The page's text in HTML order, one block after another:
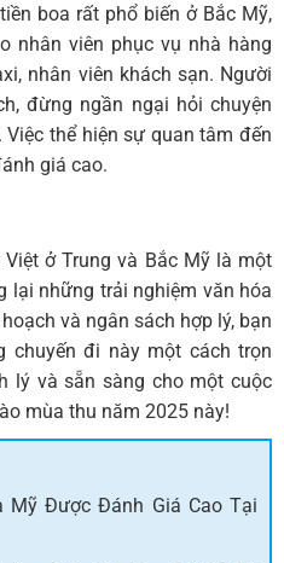
boa rất phổ biến ở Bắc Mỹ,
nhân viên phục vụ nhà hàng
nhân viên khách sạn. Người
đừng ngần ngại hỏi chuyện
thể hiện sự quan tâm đến
giá cao.
ở Trung và Bắc Mỹ là một
lại những trải nghiệm văn hóa
và ngân sách hợp lý, bạn
chuyến đi này một cách trọn
lý và sẵn sàng cho một cuộc
mùa thu năm 2025 này!
Mỹ Được Đánh Giá Cao Tại